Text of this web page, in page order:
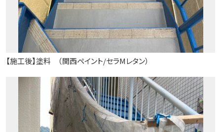
【施工後】塗料 （関西ペイント/セラMレタン）